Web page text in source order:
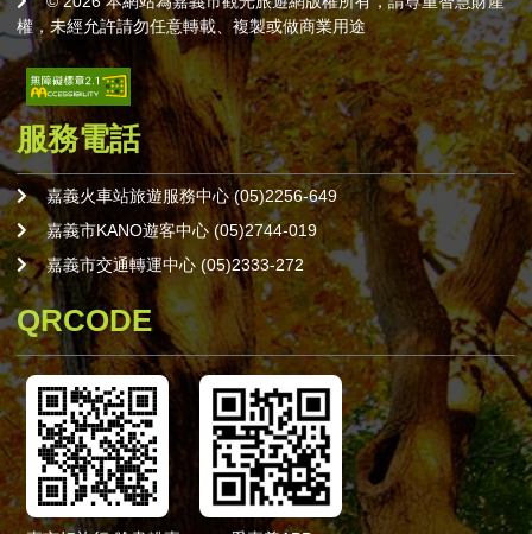
權，未經允許請勿任意轉載、複製或做商業用途
服務電話
嘉義火車站旅遊服務中心 (05)2256-649
嘉義市KANO遊客中心 (05)2744-019
嘉義市交通轉運中心 (05)2333-272
QRCODE